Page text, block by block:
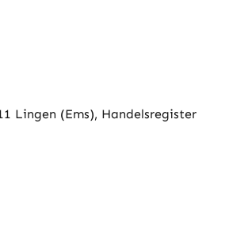
Lingen (Ems), Handelsregister